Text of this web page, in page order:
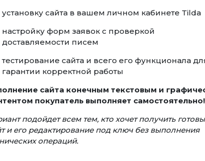
установку сайта в вашем личном кабинете Tilda
настройку форм заявок с проверкой
доставляемости писем
тестирование сайта и всего его функционала
гарантии корректной работы
сайта конечным текстовым и
покупатель выполняет самостоятельно!
подойдет всем тем, кто хочет получить
и его редактирование под ключ без выполнения
операций.